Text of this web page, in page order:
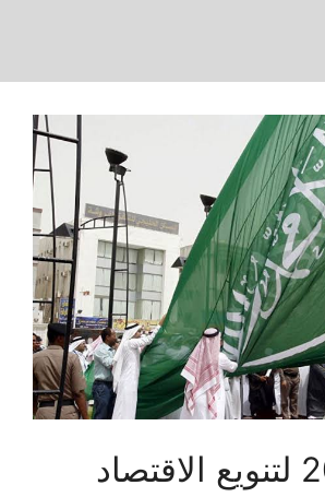
رؤية 2030 لتنويع الاقتصاد